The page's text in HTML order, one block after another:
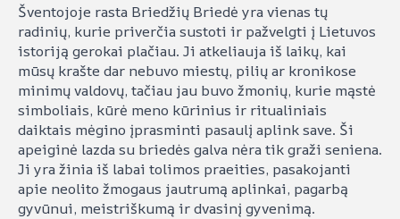
Šventojoje rasta Briedžių Briedė yra vienas tų
radinių, kurie priverčia sustoti ir pažvelgti į Lietuvos
istoriją gerokai plačiau. Ji atkeliauja iš laikų, kai
mūsų krašte dar nebuvo miestų, pilių ar kronikose
minimų valdovų, tačiau jau buvo žmonių, kurie mąstė
simboliais, kūrė meno kūrinius ir ritualiniais
daiktais mėgino įprasminti pasaulį aplink save. Ši
apeiginė lazda su briedės galva nėra tik graži seniena.
Ji yra žinia iš labai tolimos praeities, pasakojanti
apie neolito žmogaus jautrumą aplinkai, pagarbą
gyvūnui, meistriškumą ir dvasinį gyvenimą.